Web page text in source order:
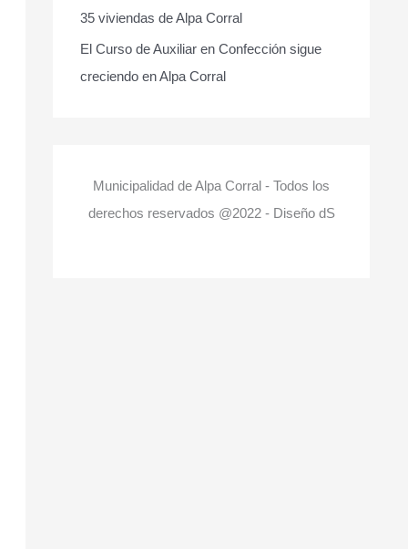
35 viviendas de Alpa Corral
El Curso de Auxiliar en Confección sigue
creciendo en Alpa Corral
Municipalidad de Alpa Corral - Todos los
derechos reservados @2022 - Diseño dS